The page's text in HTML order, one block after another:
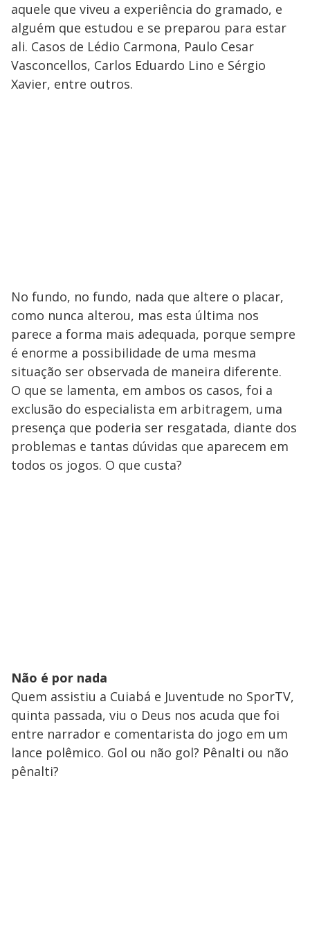
aquele que viveu a experiência do gramado, e
alguém que estudou e se preparou para estar
ali. Casos de Lédio Carmona, Paulo Cesar
Vasconcellos, Carlos Eduardo Lino e Sérgio
Xavier, entre outros.
No fundo, no fundo, nada que altere o placar,
como nunca alterou, mas esta última nos
parece a forma mais adequada, porque sempre
é enorme a possibilidade de uma mesma
situação ser observada de maneira diferente.
O que se lamenta, em ambos os casos, foi a
exclusão do especialista em arbitragem, uma
presença que poderia ser resgatada, diante dos
problemas e tantas dúvidas que aparecem em
todos os jogos. O que custa?
Não é por nada
Quem assistiu a Cuiabá e Juventude no SporTV,
quinta passada, viu o Deus nos acuda que foi
entre narrador e comentarista do jogo em um
lance polêmico. Gol ou não gol? Pênalti ou não
pênalti?